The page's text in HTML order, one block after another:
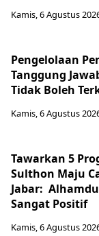
Kamis, 6 Agustus
Pengelolaan
Tanggung
Tidak Boleh
Kamis, 6 Agustus
Tawarkan 5
Sulthon Maju
Jabar:
Sangat Positif
Kamis, 6 Agustus